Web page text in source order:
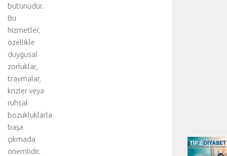
bütünüdür.
Bu
hizmetler,
özellikle
duygusal
zorluklar,
travmalar,
krizler veya
ruhsal
bozukluklarla
başa
çıkmada
önemlidir.